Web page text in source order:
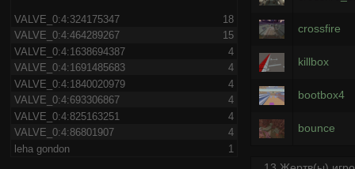
VALVE_0:4:324175347
18
VALVE_0:4:464289267
15
VALVE_0:4:1638694387
4
VALVE_0:4:1691485683
4
VALVE_0:4:1840020979
4
VALVE_0:4:693306867
4
VALVE_0:4:825163251
4
VALVE_0:4:86801907
4
leha gondon
1
crossfire
killbox
bootbox4
bounce